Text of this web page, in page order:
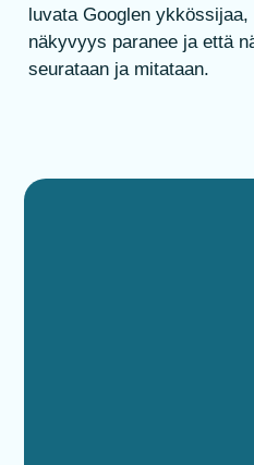
luvata Googlen
näkyvyys paranee ja että
seurataan ja mitataan.